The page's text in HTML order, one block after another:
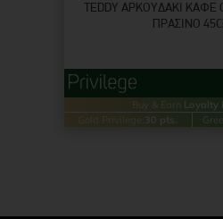
TEDDY ΑΡΚΟΥΔΆΚΙ ΚΑΦΈ
ΠΡΆΣΙΝΟ
Buy & Earn Loyalty
Gold Privilege:
30 pts.